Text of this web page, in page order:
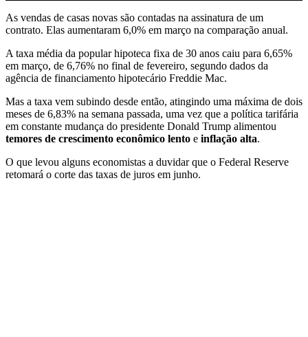
As vendas de casas novas são contadas na assinatura de um
contrato. Elas aumentaram 6,0% em março na comparação anual.
A taxa média da popular hipoteca fixa de 30 anos caiu para 6,65%
em março, de 6,76% no final de fevereiro, segundo dados da
agência de financiamento hipotecário Freddie Mac.
Mas a taxa vem subindo desde então, atingindo uma máxima de dois
meses de 6,83% na semana passada, uma vez que a política tarifária
em constante mudança do presidente Donald Trump alimentou
temores de crescimento econômico lento e inflação alta.
O que levou alguns economistas a duvidar que o Federal Reserve
retomará o corte das taxas de juros em junho.